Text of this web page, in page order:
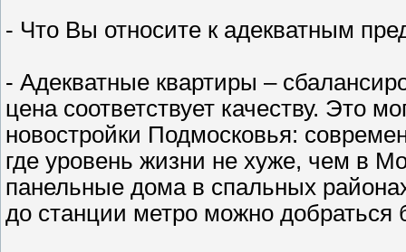
- Что Вы относите к адекватным
- Адекватные квартиры –
цена соответствует качеству. Это
новостройки Подмосковья:
где уровень жизни не хуже, чем в
панельные дома в спальных
до станции метро можно добраться